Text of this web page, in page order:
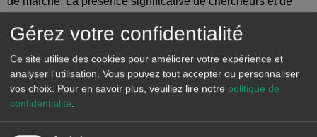
permet de renforcer la qualité des modèles et garantit une
Le secteur évolue vers une prise de décision fondée sur des
prévisions qui servent delignes directrices stratégiques
Gérez votre confidentialité
Ce site utilise des cookies pour améliorer votre expérience et
analyser l'utilisation. Vous pouvez tout accepter ou personnaliser
vos choix. Pour en savoir plus, veuillez lire notre politique de
confidentialité.